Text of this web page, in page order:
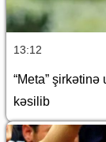
13:12
“Meta”
kəsilib